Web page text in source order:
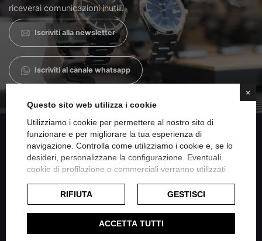
×
Questo sito web utilizza i cookie
Utilizziamo i cookie per permettere al nostro sito di
funzionare e per migliorare la tua esperienza di
navigazione. Controlla come utilizziamo i cookie e, se lo
desideri, personalizzane la configurazione. Eventuali
cookie di profilazione o commerciali verranno utilizzati
dell'utente e, se consentito, potrebbero essere utilizzati
per personalizzare gli annunci pubblicitari. Per ulteriori
informazioni su come Google utilizza i dati raccolti,
politica sulla privacy di Google
RIFIUTA GESTISCI
ACCETTA TUTTI
riceverai comunicazioni inutili.
Iscriviti alla newsletter
Iscriviti al canale whatsapp
Condividi su Facebook
Condividi su Linkedin